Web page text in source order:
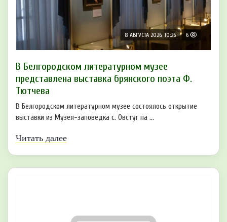
8 АВГУСТА 2026, 10:26 6
В Белгородском литературном музее
представлена выставка брянского поэта Ф.
Тютчева
В Белгородском литературном музее состоялось открытие
выставки из Музея-заповедка с. Овстуг на ...
Читать далее